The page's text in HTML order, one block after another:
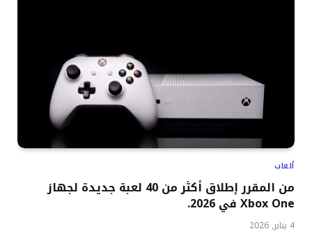
ألعاب
من المقرر إطلاق أكثر من 40 لعبة جديدة لجهاز
Xbox One في 2026.
4 يناير, 2026